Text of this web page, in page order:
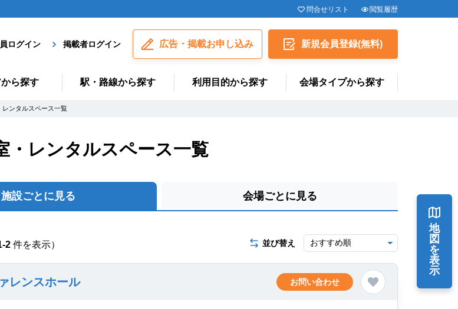
問合せリスト 閲覧履歴
ログイン 掲載者ログイン 広告・揭載お申し込み 新規会員登録(無料)
ら探す 駅・路線から探す 利用目的から探す 会場タイプから探す
ンタルスペース一覧
・レンタルスペース一覧
施設ごとに見る 会場ごとに見る
2 件を表示） 並び替え
レンスホール お問い合わせ
地
図
を
表
示